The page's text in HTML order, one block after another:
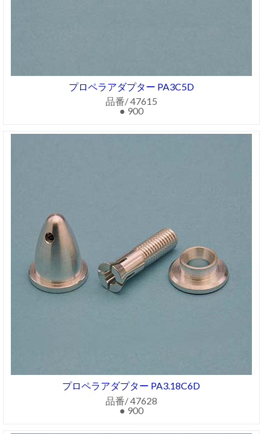
プロペラアダプター PA3C5D
品番/ 47615
● 900
プロペラアダプター PA3.18C6D
品番/ 47628
● 900